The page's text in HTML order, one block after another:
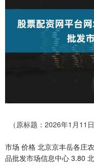
（原标题：2026年1月11
市场 价格 北京京丰岳各庄
品批发市场信息中心 3.80